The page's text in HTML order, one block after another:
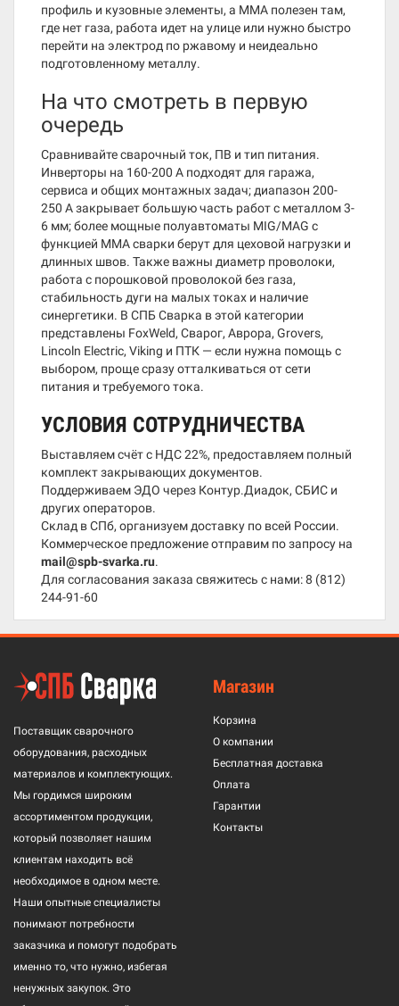
профиль и кузовные элементы, а MMA полезен там,
где нет газа, работа идет на улице или нужно быстро
перейти на электрод по ржавому и неидеально
подготовленному металлу.
На что смотреть в первую
очередь
Сравнивайте сварочный ток, ПВ и тип питания.
Инверторы на 160-200 А подходят для гаража,
сервиса и общих монтажных задач; диапазон 200-
250 А закрывает большую часть работ с металлом 3-
6 мм; более мощные полуавтоматы MIG/MAG с
функцией MMA сварки берут для цеховой нагрузки и
длинных швов. Также важны диаметр проволоки,
работа с порошковой проволокой без газа,
стабильность дуги на малых токах и наличие
синергетики. В СПБ Сварка в этой категории
представлены FoxWeld, Сварог, Аврора, Grovers,
Lincoln Electric, Viking и ПТК — если нужна помощь с
выбором, проще сразу отталкиваться от сети
питания и требуемого тока.
УСЛОВИЯ СОТРУДНИЧЕСТВА
Выставляем счёт с НДС 22%, предоставляем полный
комплект закрывающих документов.
Поддерживаем ЭДО через Контур.Диадок, СБИС и
других операторов.
Склад в СПб, организуем доставку по всей России.
Коммерческое предложение отправим по запросу на
mail@spb-svarka.ru.
Для согласования заказа свяжитесь с нами:8 (812)
244-91-60
Поставщик сварочного
оборудования, расходных
материалов и комплектующих.
Мы гордимся широким
ассортиментом продукции,
который позволяет нашим
клиентам находить всё
необходимое в одном месте.
Наши опытные специалисты
понимают потребности
заказчика и помогут подобрать
именно то, что нужно, избегая
ненужных закупок. Это
Магазин
Корзина
О компании
Бесплатная доставка
Оплата
Гарантии
Контакты